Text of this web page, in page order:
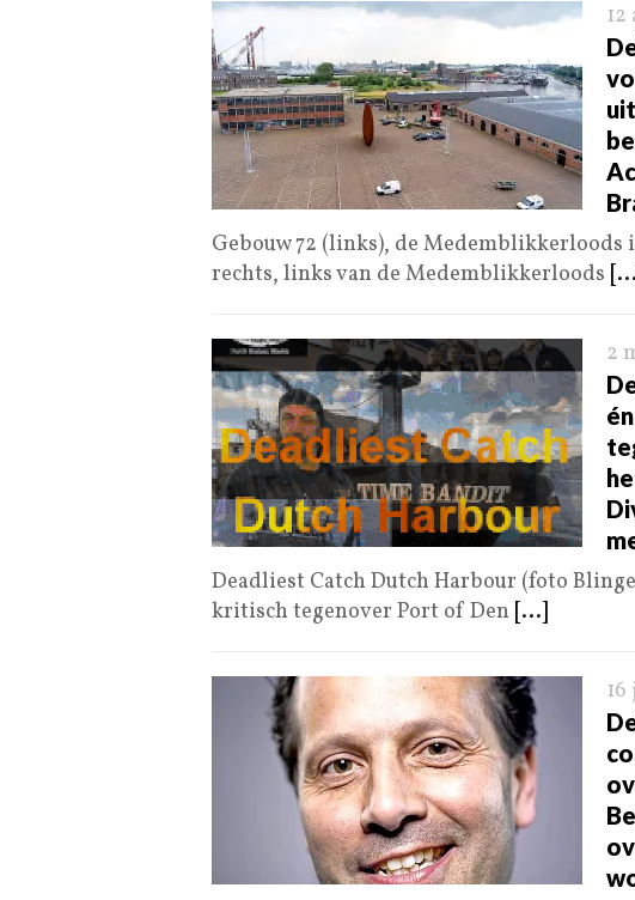
Gebouw 72 (links), de Medemblikkerloods
rechts, links van de Medemblikkerloods
2
Deadliest Catch Dutch Harbour (foto
kritisch tegenover Port of Den [...]